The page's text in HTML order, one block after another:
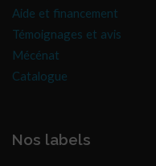
Aide et financement
Témoignages et avis
Mécénat
Catalogue
Nos labels